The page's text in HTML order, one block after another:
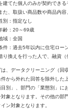
建てた個人のみが契約でき
た、取扱い商品数や商品内
別：指定なし
齢：20～69歳
域：全国
件：過去5年以内に住宅ロー
り換えを行った人で、融資（
、データクリーニング（回
から外れた回答を除外した
別」、部門の「業態別」に
象となります。その他の部
ン対象となります。